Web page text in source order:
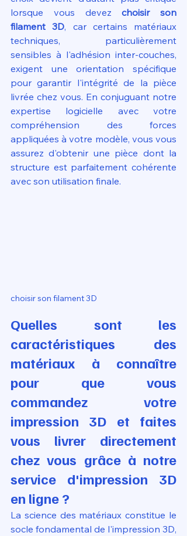
lorsque vous devez choisir son
filament 3D, car certains matériaux
techniques, particulièrement
sensibles à l'adhésion inter-couches,
exigent une orientation spécifique
pour garantir l'intégrité de la pièce
livrée chez vous. En conjuguant notre
expertise logicielle avec votre
compréhension des forces
appliquées à votre modèle, vous vous
assurez d'obtenir une pièce dont la
structure est parfaitement cohérente
avec son utilisation finale.
choisir son filament 3D
Quelles sont les
caractéristiques des
matériaux à connaître
pour que vous
commandez votre
impression 3D et faites
vous livrer directement
chez vous grâce à notre
service d'impression 3D
en ligne ?
La science des matériaux constitue le
socle fondamental de l'impression 3D,